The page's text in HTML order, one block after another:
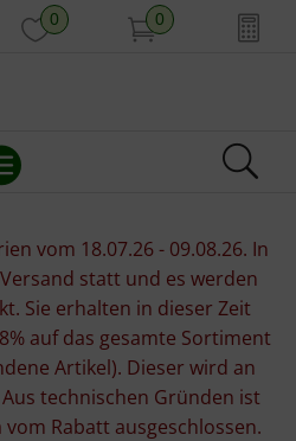
0 0
vom 18.07.26 - 09.08.26. In
statt und es werden
Sie erhalten in dieser Zeit
auf das gesamte Sortiment
Artikel). Dieser wird an
technischen Gründen ist
Rabatt ausgeschlossen.